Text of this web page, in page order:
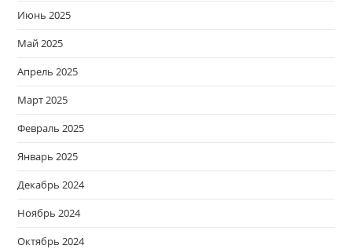
Июнь 2025
Май 2025
Апрель 2025
Март 2025
Февраль 2025
Январь 2025
Декабрь 2024
Ноябрь 2024
Октябрь 2024